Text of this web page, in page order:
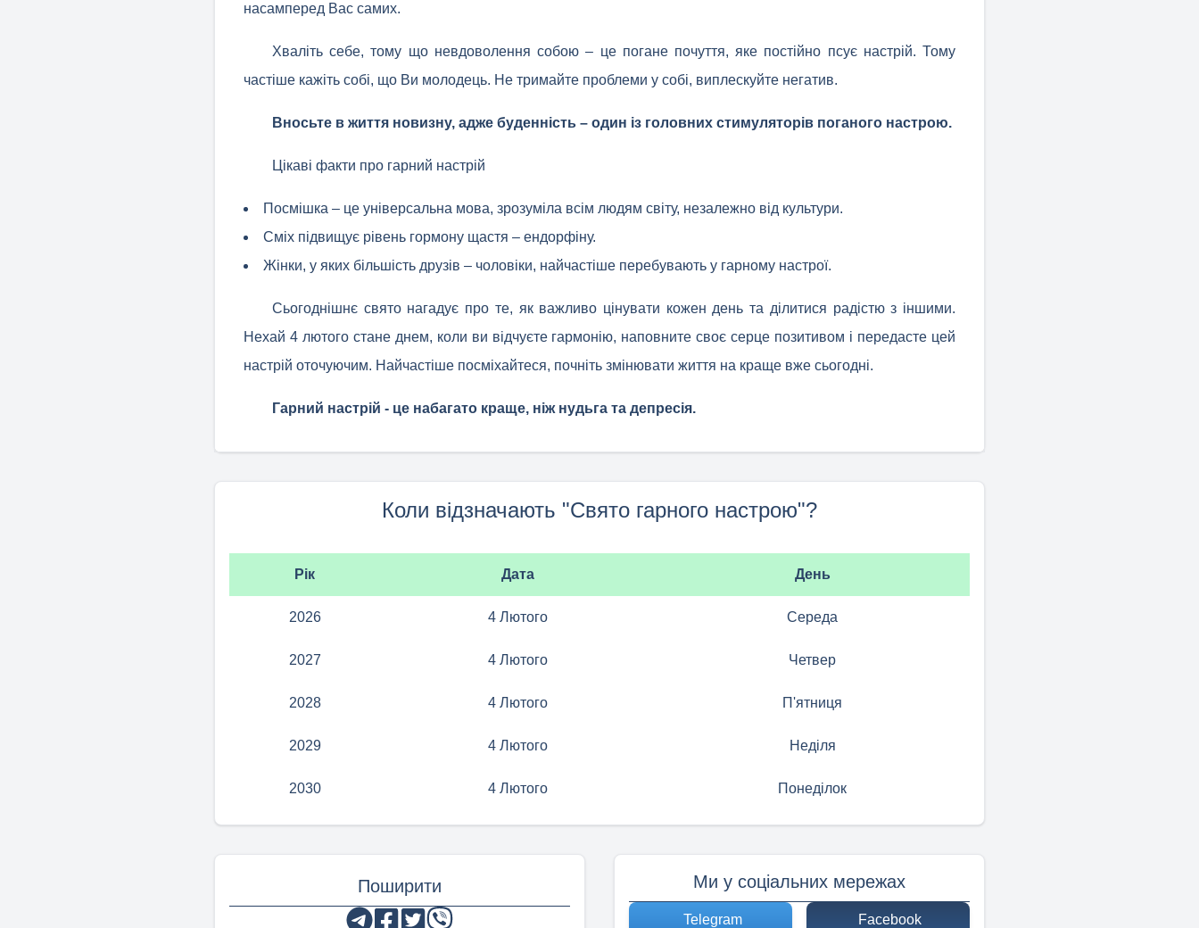
насамперед Вас самих.
Хваліть себе, тому що невдоволення собою – це погане почуття, яке постійно псує настрій. Тому
частіше кажіть собі, що Ви молодець. Не тримайте проблеми у собі, виплескуйте негатив.
Вносьте в життя новизну, адже буденність – один із головних стимуляторів поганого настрою.
Цікаві факти про гарний настрій
Посмішка – це універсальна мова, зрозуміла всім людям світу, незалежно від культури.
Сміх підвищує рівень гормону щастя – ендорфіну.
Жінки, у яких більшість друзів – чоловіки, найчастіше перебувають у гарному настрої.
Сьогоднішнє свято нагадує про те, як важливо цінувати кожен день та ділитися радістю з іншими.
Нехай 4 лютого стане днем, коли ви відчуєте гармонію, наповните своє серце позитивом і передасте цей
настрій оточуючим. Найчастіше посміхайтеся, почніть змінювати життя на краще вже сьогодні.
Гарний настрій - це набагато краще, ніж нудьга та депресія.
Коли відзначають "Свято гарного настрою"?
Рік Дата День
2026 4 Лютого Середа
2027 4 Лютого Четвер
2028 4 Лютого П'ятниця
2029 4 Лютого Неділя
2030 4 Лютого Понеділок
Поширити Ми у соціальних мережах
Telegram Facebook